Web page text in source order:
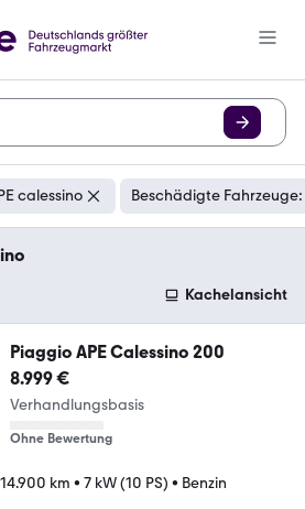
calessino Beschädigte
Kachelansicht
Piaggio APE Calessino 200
8.999 €
Verhandlungsbasis
Ohne Bewertung
14.900 km • 7 kW (10 PS) • Benzin